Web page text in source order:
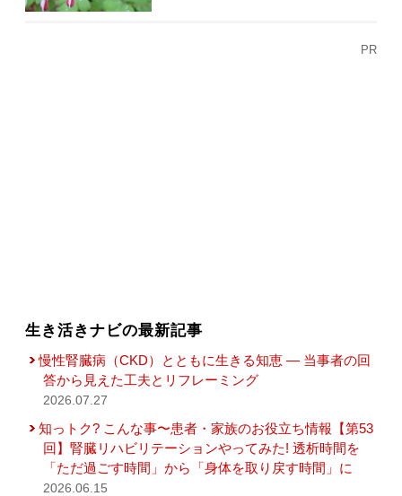
PR
生き活きナビの最新記事
慢性腎臓病（CKD）とともに生きる知恵 — 当事者の回
答から見えた工夫とリフレーミング
2026.07.27
知っトク? こんな事〜患者・家族のお役立ち情報【第53
回】腎臓リハビリテーションやってみた! 透析時間を
「ただ過ごす時間」から「身体を取り戻す時間」に
2026.06.15